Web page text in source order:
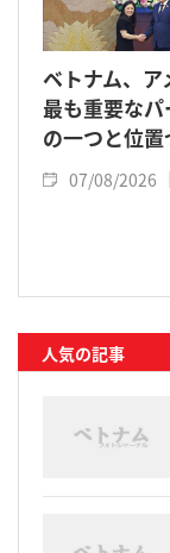
ベトナム、ア
最も重要な
の一つと位置
07/08/2026
人気の記事